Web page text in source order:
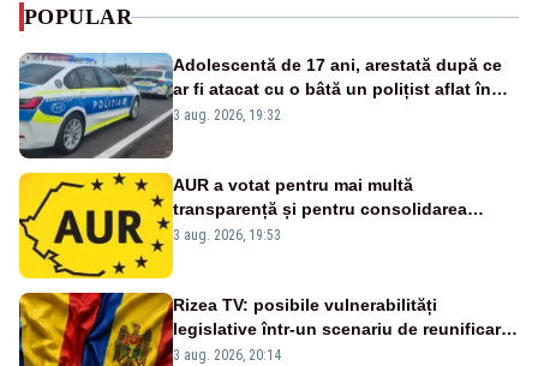
POPULAR
Adolescentă de 17 ani, arestată după ce
ar fi atacat cu o bâtă un polițist aflat în
misiune
3 aug. 2026, 19:32
AUR a votat pentru mai multă
transparență și pentru consolidarea
standardelor de integritate în funcțiile
3 aug. 2026, 19:53
Rizea TV: posibile vulnerabilități
legislative într-un scenariu de reunificare
România–Republica Moldova
3 aug. 2026, 20:14